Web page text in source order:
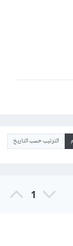
الترتيب حسب التاريخ
1